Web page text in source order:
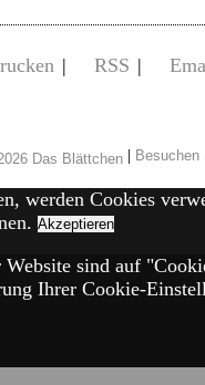
| RSS |
|
werden Cookies
Akzeptieren
sind auf
Ihrer Cookie-